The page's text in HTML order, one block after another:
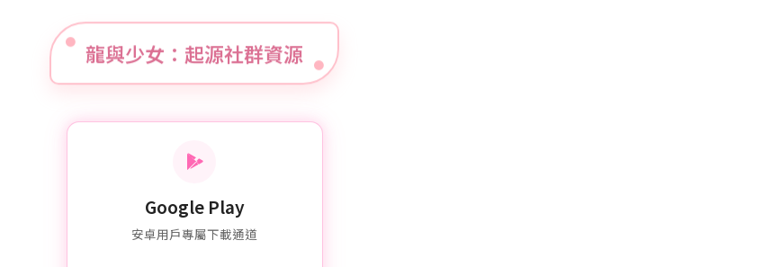
龍與少女：起源社群資源
Google Play
安卓用戶專屬下載通道